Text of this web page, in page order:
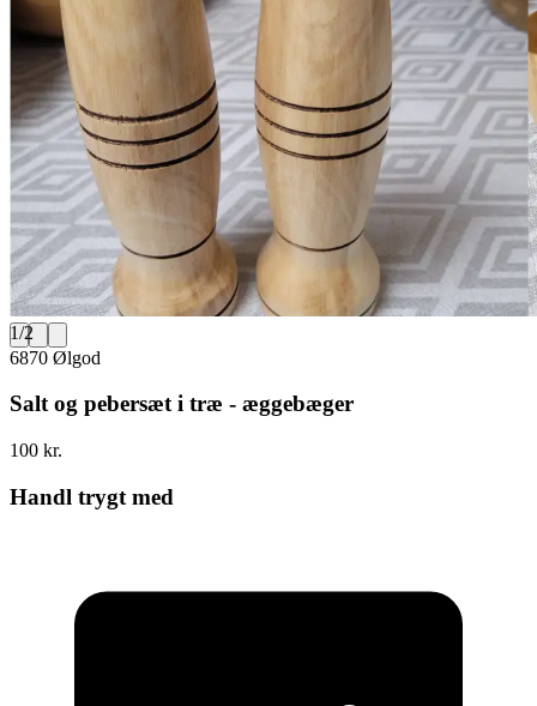
1/2
6870 Ølgod
Salt og pebersæt i træ - æggebæger
100 kr.
Handl trygt med